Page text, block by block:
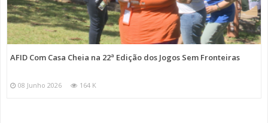
AFID Com Casa Cheia na 22ª Edição dos Jogos Sem Fronteiras
08 Junho 2026 164 K